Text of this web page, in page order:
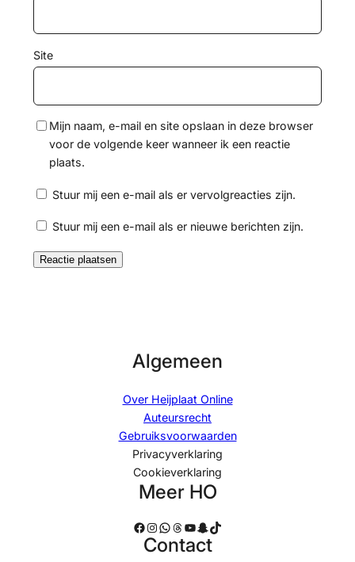
Site
Mijn naam, e-mail en site opslaan in deze browser
voor de volgende keer wanneer ik een reactie
plaats.
Stuur mij een e-mail als er vervolgreacties zijn.
Stuur mij een e-mail als er nieuwe berichten zijn.
Algemeen
Over Heijplaat Online
Auteursrecht
Gebruiksvoorwaarden
Privacyverklaring
Cookieverklaring
Meer HO
Facebook Instagram WhatsApp Threads YouTube Snapchat TikTok
Contact